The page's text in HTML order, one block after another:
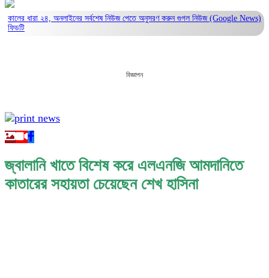
কালের ধারা ২৪, অনলাইনের সর্বশেষ নিউজ পেতে অনুসরণ করুন গুগল নিউজ (Google News)
ফিডটি
বিজ্ঞাপন
জ্বালানি খাতে বিশেষ করে এলএনজি আমদানিতে
কাতারের সহায়তা চেয়েছেন শেখ হাসিনা